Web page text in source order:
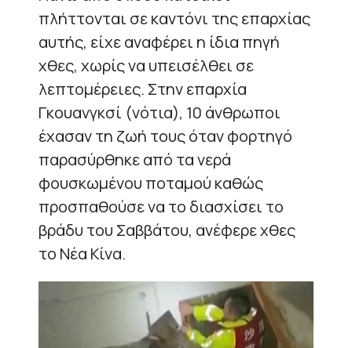
πλήττονται σε καντόνι της επαρχίας
αυτής, είχε αναφέρει η ίδια πηγή
χθες, χωρίς να υπεισέλθει σε
λεπτομέρειες. Στην επαρχία
Γκουανγκσί (νότια), 10 άνθρωποι
έχασαν τη ζωή τους όταν φορτηγό
παρασύρθηκε από τα νερά
φουσκωμένου ποταμού καθώς
προσπαθούσε να το διασχίσει το
βράδυ του Σαββάτου, ανέφερε χθες
το Νέα Κίνα.